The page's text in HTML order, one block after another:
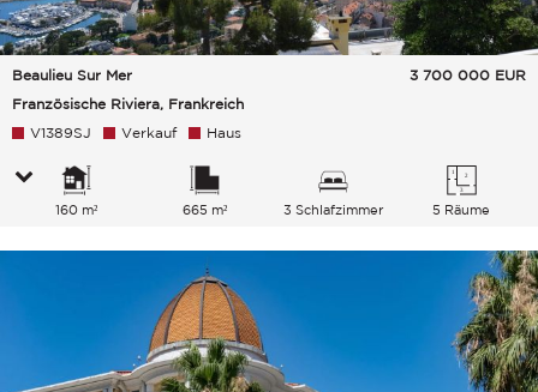
Beaulieu Sur Mer
Französische Riviera, Frankreich
3 700 000 EUR
V1389SJ Verkauf Haus
160 m² 665 m² 3 Schlafzimmer 5 Räume